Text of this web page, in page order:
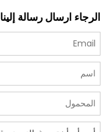
الرجاء ارسال رسالة إلينا